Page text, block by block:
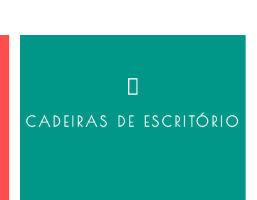
CADEIRAS DE ESCRITÓRIO